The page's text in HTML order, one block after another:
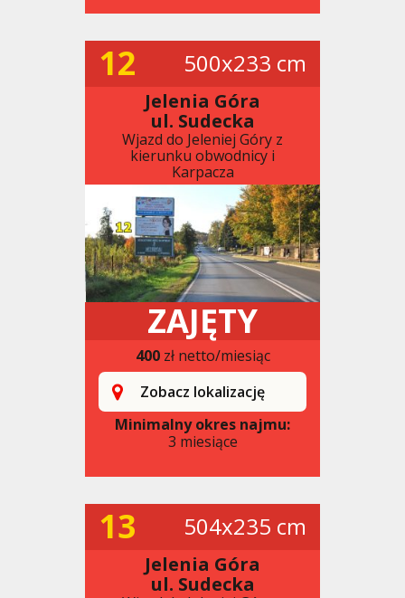
12 500x233 cm
Jelenia Góra
ul. Sudecka
Wjazd do Jeleniej Góry z
kierunku obwodnicy i
Karpacza
ZAJĘTY
400zł netto/miesiąc
Zobacz lokalizację
Minimalny okres najmu:
3 miesiące
13 504x235 cm
Jelenia Góra
ul. Sudecka